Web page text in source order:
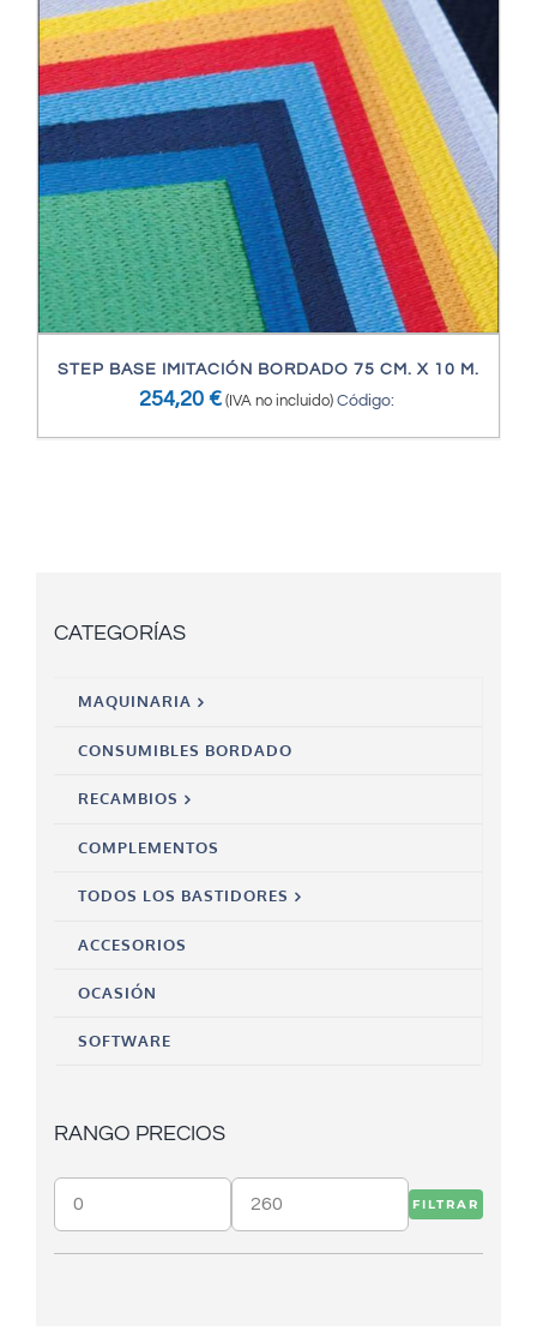
STEP BASE IMITACIÓN BORDADO 75 CM. X 10 M.
254,20 € (IVA no incluido) Código:
CATEGORÍAS
MAQUINARIA
CONSUMIBLES BORDADO
RECAMBIOS
COMPLEMENTOS
TODOS LOS BASTIDORES
ACCESORIOS
OCASIÓN
SOFTWARE
RANGO PRECIOS
mínimo
máximo
FILTRAR